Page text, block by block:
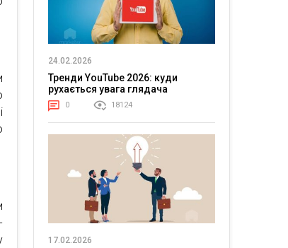
24.02.2026
Тренди YouTube 2026: куди
рухається увага глядача
0 18124
17.02.2026